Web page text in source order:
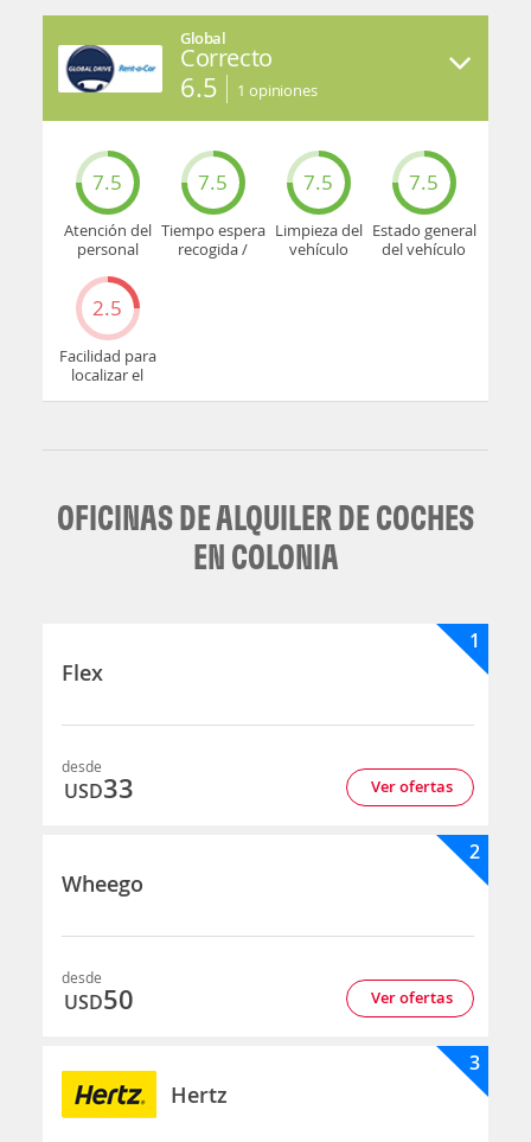
Global
Correcto
6.5 1 opiniones
7.5
Atención del
personal
7.5
Tiempo espera
recogida /
7.5
Limpieza del
vehículo
7.5
Estado general
del vehículo
2.5
Facilidad para
localizar el
OFICINAS DE ALQUILER DE COCHES
EN COLONIA
Flex
1
desde
USD33 Ver ofertas
Wheego
2
desde
USD50 Ver ofertas
Hertz
3